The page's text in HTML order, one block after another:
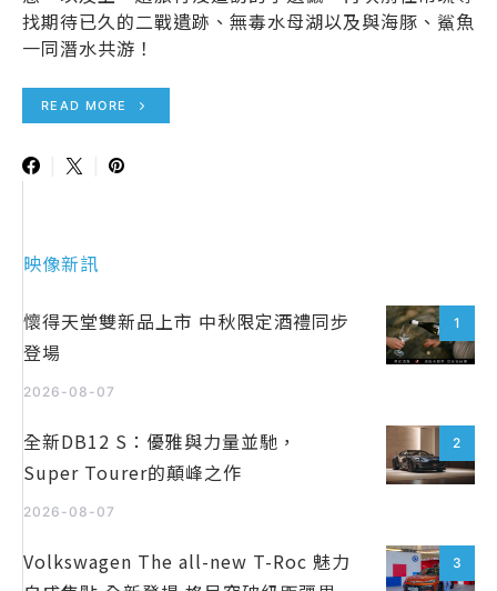
找期待已久的二戰遺跡、無毒水母湖以及與海豚、鯊魚
一同潛水共游！
READ MORE
映像新訊
1
懷得天堂雙新品上市 中秋限定酒禮同步
登場
2026-08-07
2
全新DB12 S：優雅與力量並馳，
Super Tourer的顛峰之作
2026-08-07
3
Volkswagen The all-new T-Roc 魅力